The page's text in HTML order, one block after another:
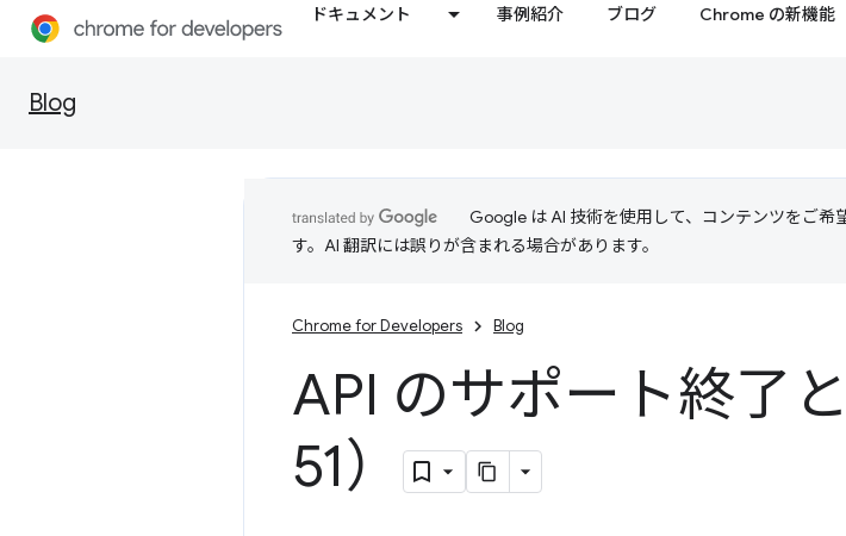
ドキュメント 事例紹介 ブログ Chrome の新機能
Blog
Google は AI 技術を使用して、コンテンツをご希
す。AI 翻訳には誤りが含まれる場合があります。
Chrome for Developers Blog
API のサポート終了
51）